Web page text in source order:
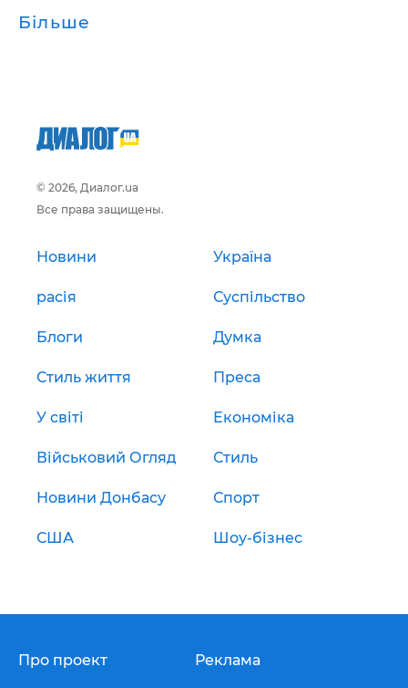
Більше
© 2026, Диалог.ua
Все права защищены.
Новини Україна
расія Суспільство
Блоги Думка
Стиль життя Преса
У світі Економіка
Військовий Огляд Стиль
Новини Донбасу Спорт
США Шоу-бізнес
Про проект Реклама